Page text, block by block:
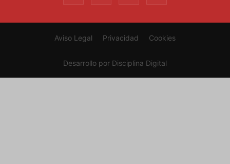
Aviso Legal Privacidad Cookies
Desarrollo por Disciplina Digital